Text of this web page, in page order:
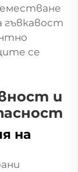
гъвкавост
се
и
на